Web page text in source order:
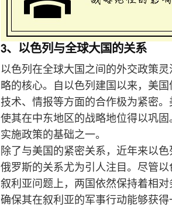
3、以色列与全球大国的关系
以色列在全球大国之间的外交政策
略的核心。自以色列建国以来，美
技术、情报等方面的合作极为紧密
使其在中东地区的战略地位得以巩
实施政策的基础之一。
除了与美国的紧密关系，近年来以
俄罗斯的关系尤为引人注目。尽管
叙利亚问题上，两国依然保持着相
确保其在叙利亚的军事行动能够获